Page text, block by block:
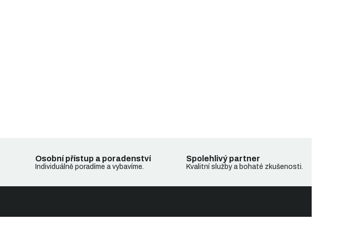
Osobní přístup a poradenství
Individuálně poradíme a vybavíme.
Spolehlivý partner
Kvalitní služby a bohaté zkušenosti.